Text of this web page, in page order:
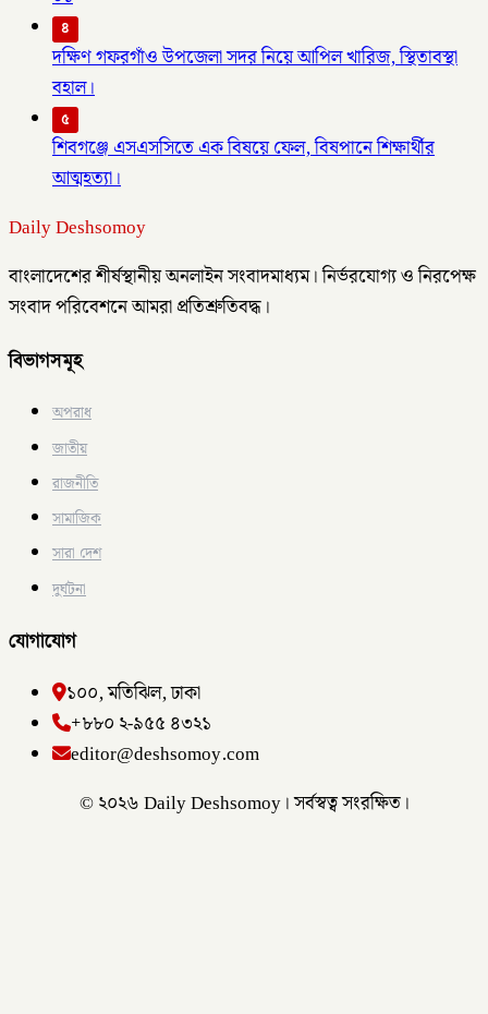
৪
দক্ষিণ গফরগাঁও উপজেলা সদর নিয়ে আপিল খারিজ, স্থিতাবস্থা
বহাল।
৫
শিবগঞ্জে এসএসসিতে এক বিষয়ে ফেল, বিষপানে শিক্ষার্থীর
আত্মহত্যা।
Daily Deshsomoy
বাংলাদেশের শীর্ষস্থানীয় অনলাইন সংবাদমাধ্যম। নির্ভরযোগ্য ও নিরপেক্ষ
সংবাদ পরিবেশনে আমরা প্রতিশ্রুতিবদ্ধ।
বিভাগসমূহ
অপরাধ
জাতীয়
রাজনীতি
সামাজিক
সারা দেশ
দুর্ঘটনা
যোগাযোগ
১০০, মতিঝিল, ঢাকা
+৮৮০ ২-৯৫৫ ৪৩২১
editor@deshsomoy.com
© ২০২৬ Daily Deshsomoy। সর্বস্বত্ব সংরক্ষিত।